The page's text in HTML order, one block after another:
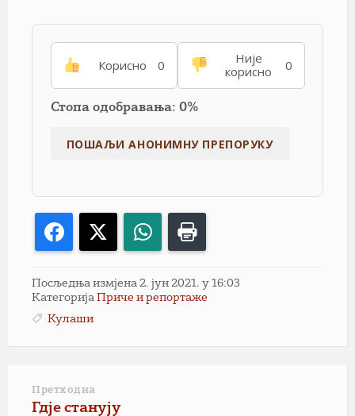
Корисно 0
Није
корисно
0
Стопа одобравања: 0%
Facebook WhatsApp
Посљедња измјена 2. јун 2021. у 16:03
Категорија Приче и репортаже
Кулаши
Претходна
Гдје станују